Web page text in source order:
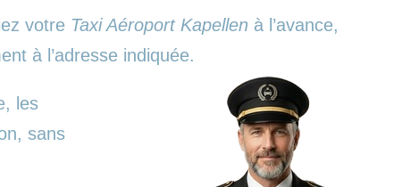
votre Taxi Aéroport Kapellen à l’avance,
à l’adresse indiquée.
les
sans